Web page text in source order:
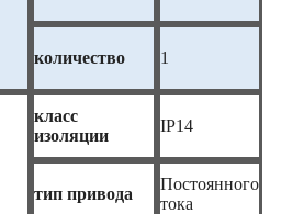
количество 1
класс
изоляции
IP14
тип привода
Постоянного
тока